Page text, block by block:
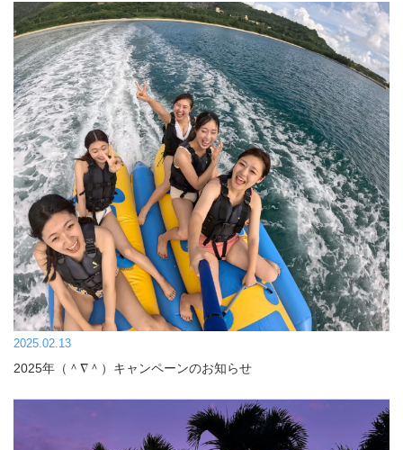
2025.02.13
2025年（＾∇＾）キャンペーンのお知らせ